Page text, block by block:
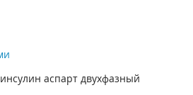
аспарт двухфазный